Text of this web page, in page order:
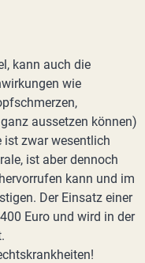
kann auch die
wie
aussetzen können)
ist zwar wesentlich
ist aber dennoch
kann und im
Der Einsatz einer
Euro und wird in der